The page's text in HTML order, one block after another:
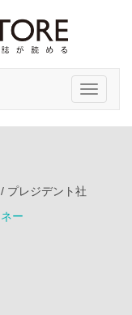
Toggle
プレジデント社
ー